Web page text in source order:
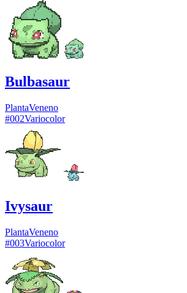
Bulbasaur
PlantaVeneno
#002Variocolor
Ivysaur
PlantaVeneno
#003Variocolor